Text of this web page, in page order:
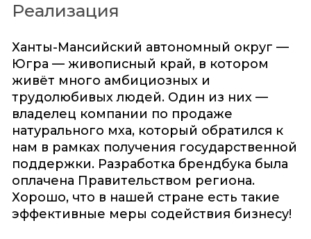
Реализация
Ханты-Мансийский автономный округ —
Югра — живописный край, в котором
живёт много амбициозных и
трудолюбивых людей. Один из них —
владелец компании по продаже
натурального мха, который обратился к
нам в рамках получения государственной
поддержки. Разработка брендбука была
оплачена Правительством региона.
Хорошо, что в нашей стране есть такие
эффективные меры содействия бизнесу!